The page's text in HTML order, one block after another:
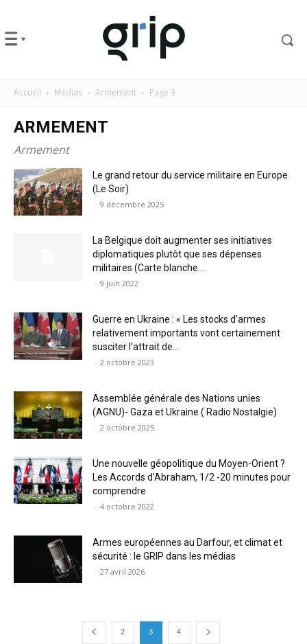
Accueil Médias Armement Page 3
ARMEMENT
Armement
Le grand retour du service militaire en Europe
(Le Soir)
- 9 décembre 2025
La Belgique doit augmenter ses initiatives
diplomatiques plutôt que ses dépenses
militaires (Carte blanche...
- 9 juin 2022
Guerre en Ukraine : « Les stocks d’armes
relativement importants vont certainement
susciter l’attrait de...
- 2 octobre 2023
Assemblée générale des Nations unies
(AGNU)- Gaza et Ukraine ( Radio Nostalgie)
- 2 octobre 2025
Une nouvelle géopolitique du Moyen-Orient ?
Les Accords d’Abraham, 1/2 -20 minutes pour
comprendre
- 4 octobre 2022
Armes européennes au Darfour, et climat et
sécurité : le GRIP dans les médias
- 27 avril 2026
2 3 4